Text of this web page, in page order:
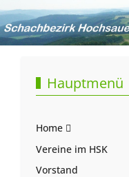
Hauptmenü
Home
Vereine im HSK
Vorstand